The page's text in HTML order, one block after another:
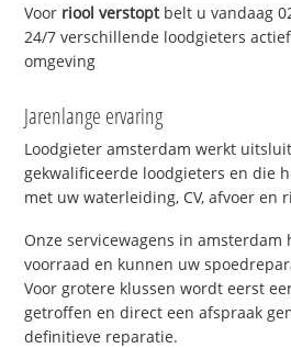
Voor riool verstoptbelt u vandaag
24/7 verschillende loodgieters
omgeving
Jarenlange ervaring
Loodgieter amsterdam werkt
gekwalificeerde loodgieters en die
met uw waterleiding, CV, afvoer en
Onze servicewagens in
voorraad en kunnen uw
Voor grotere klussen wordt eerst
getroffen en direct een afspraak
definitieve reparatie.